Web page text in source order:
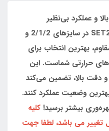
و عملکرد بی‌نظیر
هستید؟ رگلاتور ستاک مدل SET251 در سایزهای 2/1/2 و
بهترین انتخاب برای
حرارتی شماست. این
دقت بالا، تضمین می‌کند
وضعیت عملکرد کنند.
بیشتر برسید! کلیه
تغییر می باشد، لطفا جهت